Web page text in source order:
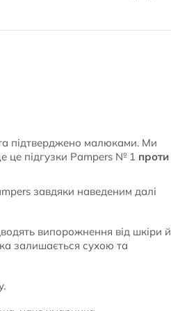
підтверджено малюками. Ми
це підгузки Pampers № 1 проти
завдяки наведеним далі
випорожнення від шкіри й
залишається сухою та